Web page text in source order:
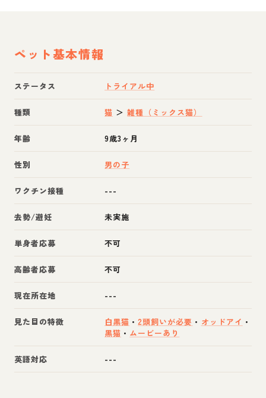
ペット基本情報
ステータス トライアル中
種類 猫 ＞雑種（ミックス猫）
年齢 9歳3ヶ月
性別 男の子
ワクチン接種 ---
去勢/避妊 未実施
単身者応募 不可
高齢者応募 不可
現在所在地 ---
見た目の特徴 白黒猫 ・2頭飼いが必要 ・ オッドアイ ・
黒猫 ・ ムービーあり
英語対応 ---